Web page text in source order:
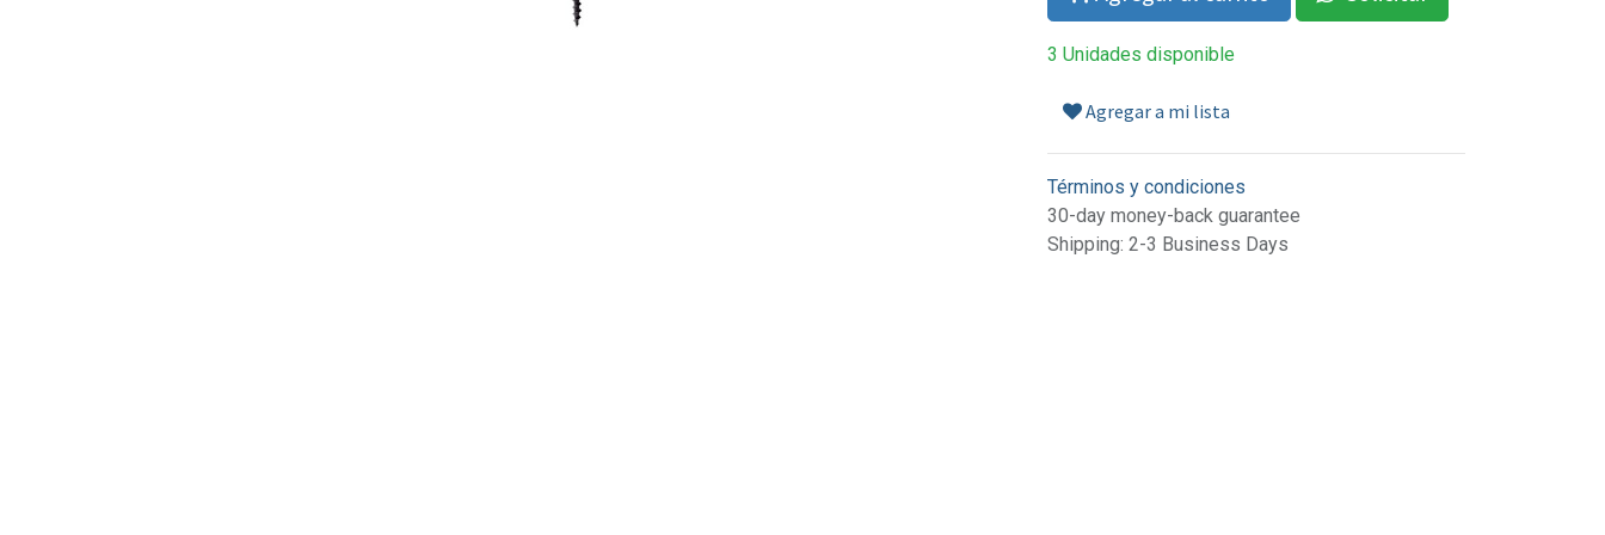
3 Unidades disponible
Agregar a mi lista
Términos y condiciones
30-day money-back guarantee
Shipping: 2-3 Business Days